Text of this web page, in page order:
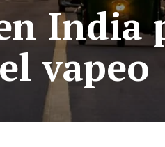
vapeo